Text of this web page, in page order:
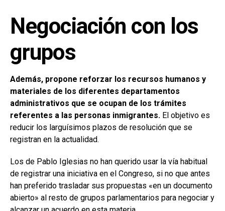
Negociación con los
grupos
Además, propone reforzar los recursos humanos y
materiales de los diferentes departamentos
administrativos que se ocupan de los trámites
referentes a las personas inmigrantes. El objetivo es
reducir los larguísimos plazos de resolución que se
registran en la actualidad.
Los de Pablo Iglesias no han querido usar la vía habitual
de registrar una iniciativa en el Congreso, si no que antes
han preferido trasladar sus propuestas «en un documento
abierto» al resto de grupos parlamentarios para negociar y